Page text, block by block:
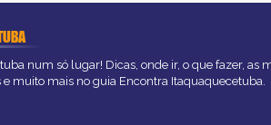
num só lugar! Dicas, onde ir, o que fazer, as
muito mais no guia Encontra Itaquaquecetuba.